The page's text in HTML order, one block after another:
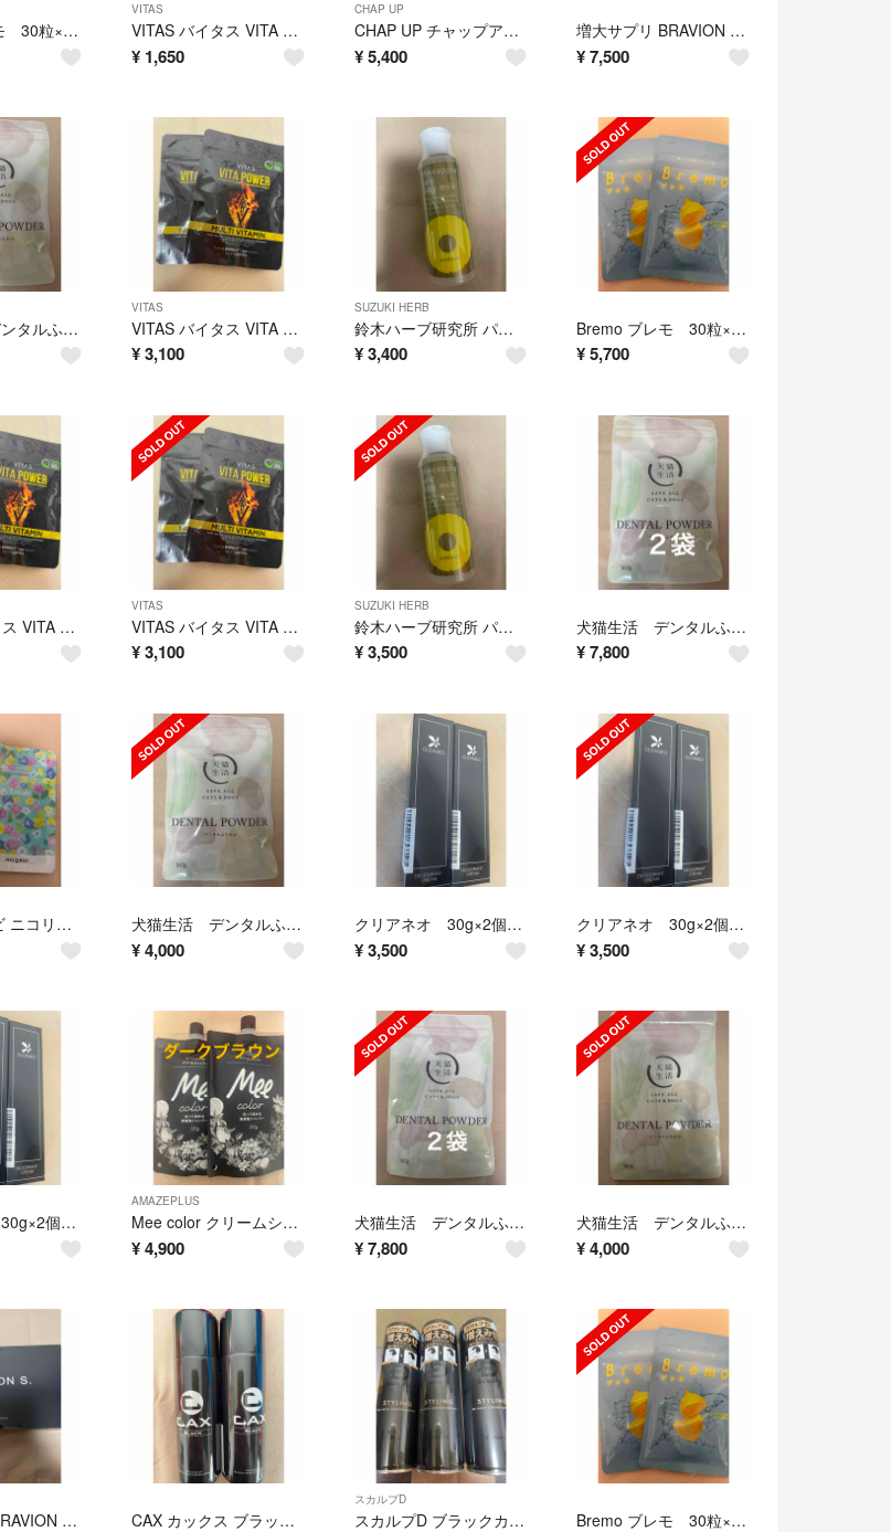
Bremo ブレモ 30粒×2袋
VITAS
VITAS バイタス VITA POWER ビタパワー 120粒
¥ 1,650
CHAP UP
CHAP UP チャップアップ シャンプー 300mL 2本セット
¥ 5,400
増大サプリ BRAVION S. ブラビオンエス 90粒
¥7,500
犬猫生活 デンタルふりかけ 30包
VITAS
VITAS バイタス VITA POWER ビタパワー 120粒 ×2袋
¥3,100
SUZUKI HERB
鈴木ハーブ研究所 パイナップル豆乳ローション プレミアム 100ml
¥ 3,400
Bremo ブレモ 30粒×2袋
¥5,700
VITAS バイタス VITA POWER ビタパワー 120粒 ×2袋
VITAS
VITAS バイタス VITA POWER ビタパワー 120粒 ×2袋
¥3,100
SUZUKI HERB
鈴木ハーブ研究所 パイナップル豆乳ローション プレミアム 100ml
¥ 3,500
犬猫生活 デンタルふりかけ 30包×２袋
¥7,800
Lakubi ラクビ ニコリオ 31粒×2袋 犬猫生活 デンタルふりかけ 30包
¥4,000
クリアネオ 30g×2個 薬用クリアネオ CLEANEO
¥ 3,500
クリアネオ 30g×2個 薬用クリアネオ CLEANEO
¥3,500
クリアネオ 30g×2個 薬用クリアネオ CLEANEO
AMAZEPLUS
Mee color クリームシャンプー ダークブラウン350g×２袋 ミーカラー
¥4,900
犬猫生活 デンタルふりかけ 30包×2袋
¥ 7,800
犬猫生活 デンタルふりかけ 30包
¥4,000
増大サプリ BRAVION S. ブラビオンエス 90粒 CAX カックス ブラック 100g ×２本 ボリュームアップヘアスプレー
スカルプD
スカルプD ブラックカバースプレー 3本 Bremo ブレモ 30粒×2袋